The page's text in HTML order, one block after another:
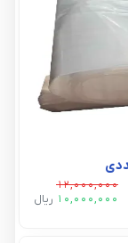
12,000,000
10,000,000 ريال